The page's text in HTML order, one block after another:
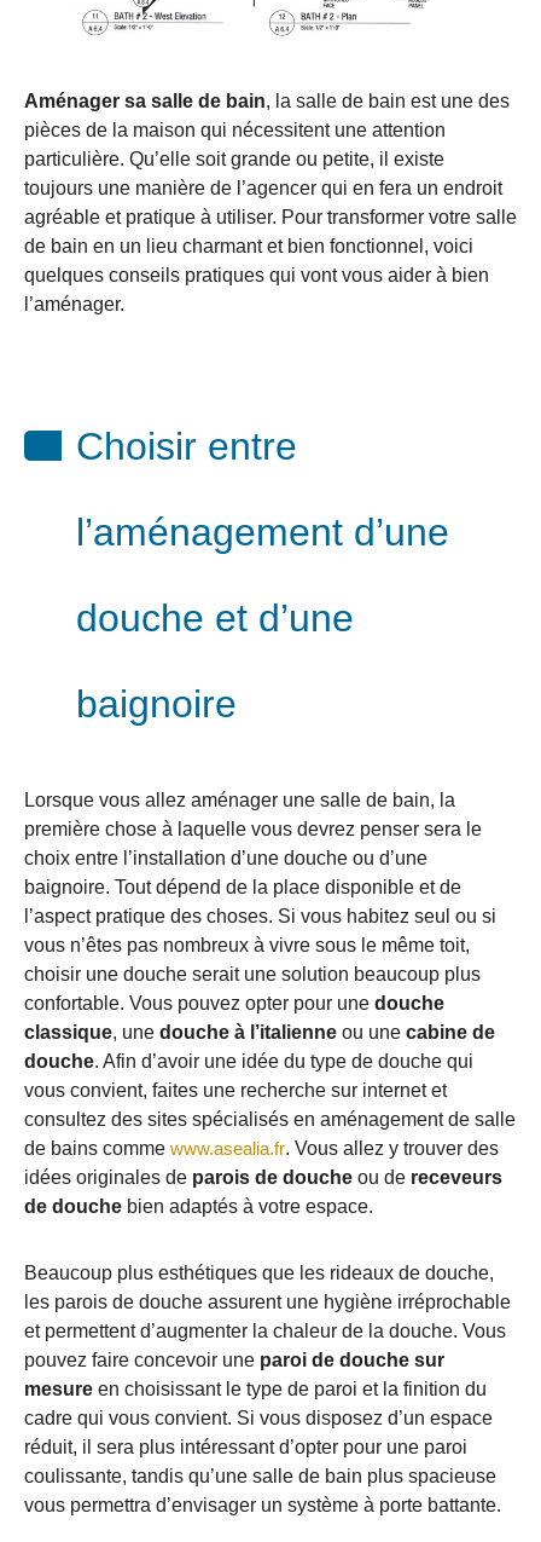
Aménager sa salle de bain, la salle de bain est une des
pièces de la maison qui nécessitent une attention
particulière. Qu’elle soit grande ou petite, il existe
toujours une manière de l’agencer qui en fera un endroit
agréable et pratique à utiliser. Pour transformer votre salle
de bain en un lieu charmant et bien fonctionnel, voici
quelques conseils pratiques qui vont vous aider à bien
l’aménager.
Choisir entre
l’aménagement d’une
douche et d’une
baignoire
Lorsque vous allez aménager une salle de bain, la
première chose à laquelle vous devrez penser sera le
choix entre l’installation d’une douche ou d’une
baignoire. Tout dépend de la place disponible et de
l’aspect pratique des choses. Si vous habitez seul ou si
vous n’êtes pas nombreux à vivre sous le même toit,
choisir une douche serait une solution beaucoup plus
confortable. Vous pouvez opter pour une douche
classique, une douche à l’italienne ou une cabine de
douche. Afin d’avoir une idée du type de douche qui
vous convient, faites une recherche sur internet et
consultez des sites spécialisés en aménagement de salle
de bains comme www.asealia.fr. Vous allez y trouver des
idées originales de parois de douche ou de receveurs
de douche bien adaptés à votre espace.
Beaucoup plus esthétiques que les rideaux de douche,
les parois de douche assurent une hygiène irréprochable
et permettent d’augmenter la chaleur de la douche. Vous
pouvez faire concevoir une paroi de douche sur
mesure en choisissant le type de paroi et la finition du
cadre qui vous convient. Si vous disposez d’un espace
réduit, il sera plus intéressant d’opter pour une paroi
coulissante, tandis qu’une salle de bain plus spacieuse
vous permettra d’envisager un système à porte battante.